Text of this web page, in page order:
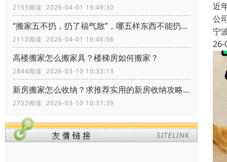
2155阅读 2026-04-01 19:49:30
“搬家五不扔，扔了福气散”，哪五样东西不能扔？留着有什么价值
2112阅读 2026-04-01 19:46:56
高楼搬家怎么搬家具？楼梯房如何搬家？
2844阅读 2026-03-10 10:33:13
新房搬家怎么收纳？求推荐实用的新房收纳攻略！
2752阅读 2026-03-10 10:31:39
近
公
宁
26-